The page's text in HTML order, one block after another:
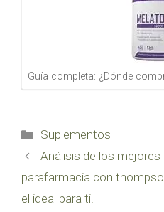
Guía completa: ¿Dónde
Categorías
Suplementos
Análisis de los
parafarmacia con
el ideal para ti!